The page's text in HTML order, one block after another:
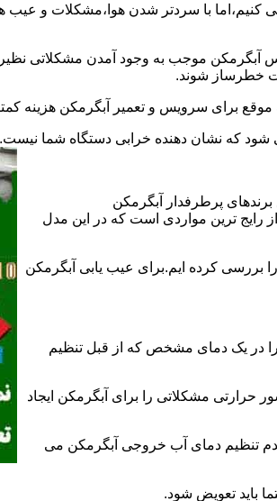
کنیم،اما با سردتر شدن هوا،مشکلات و
موجب به وجود آمدن مشکلاتی
خطرساز شوند.
موقع برای سرویس و تعمیر آبگرمکن هزینه
شود که نشان دهنده خرابی دستگاه شما
برندهای پرطرفدار آبگرمکن
ترین مواردی است که در این مدل
بررسی کرده ایم.برای عیب یابی آبگرمکن
در یک دمای مشخص که از قبل تنظیم
حرارتی مشکلاتی را برای آبگرمکن ایجاد
تنظیم دمای آب خروجی آبگرمکن می
باید تعویض شود.